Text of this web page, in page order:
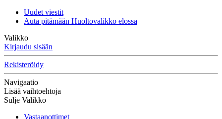
Uudet viestit
Auta pitämään Huoltovalikko elossa
Valikko
Kirjaudu sisään
Rekisteröidy
Navigaatio
Lisää vaihtoehtoja
Sulje Valikko
Vastaanottimet